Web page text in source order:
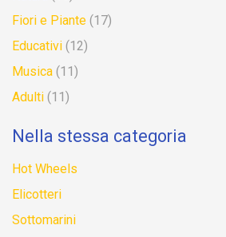
Fiori e Piante (17)
Educativi (12)
Musica (11)
Adulti (11)
Nella stessa categoria
Hot Wheels
Elicotteri
Sottomarini